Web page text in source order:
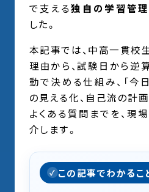
で支える独自の学習管
した。
本記事では、中高一貫校
理由から、試験日から逆
動で決める仕組み、「今
の見える化、自己流の計
よくある質問までを、現
介します。
この記事でわかるこ